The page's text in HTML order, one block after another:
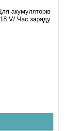
акумуляторів
V/ Час заряду